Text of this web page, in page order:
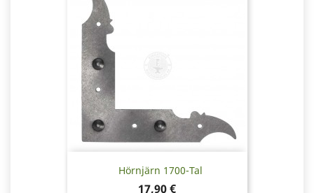
Hörnjärn 1700-Tal
Pris
17,90 €